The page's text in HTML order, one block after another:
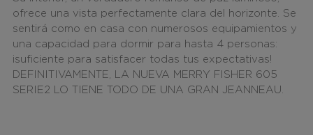
ofrece una vista perfectamente clara del horizonte. Se
sentirá como en casa con numerosos equipamientos y
una capacidad para dormir para hasta 4 personas:
¡suficiente para satisfacer todas tus expectativas!
DEFINITIVAMENTE, LA NUEVA MERRY FISHER 605
SERIE2 LO TIENE TODO DE UNA GRAN JEANNEAU.